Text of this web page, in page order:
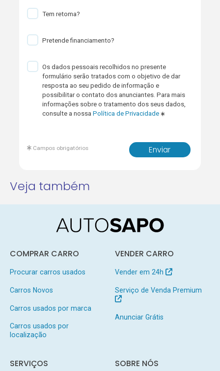
Tem retoma?
Pretende financiamento?
Os dados pessoais recolhidos no presente
formulário serão tratados com o objetivo de dar
resposta ao seu pedido de informação e
possibilitar o contato dos anunciantes. Para mais
informações sobre o tratamento dos seus dados,
consulte a nossaPolítica de Privacidade
Enviar
Campos obrigatórios
Veja também
COMPRAR CARRO
Procurar carros usados
Carros Novos
Carros usados por marca
Carros usados por
localização
VENDER CARRO
Vender em 24h
Serviço de Venda Premium
Anunciar Grátis
SERVIÇOS SOBRE NÓS